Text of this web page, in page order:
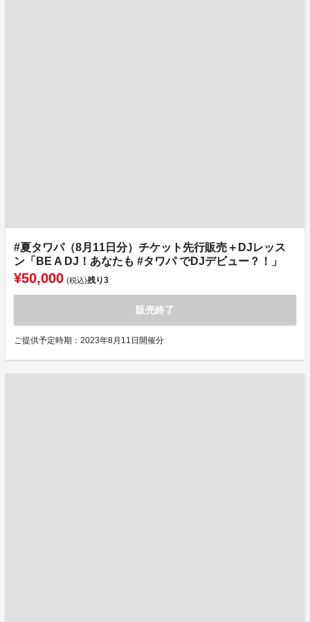
#夏タワパ（8月11日分）チケット先行販売＋DJレッス
ン「BE A DJ！あなたも #タワパ でDJデビュー？！」
¥50,000 (税込)残り3
販売終了
ご提供予定時期：2023年8月11日開催分